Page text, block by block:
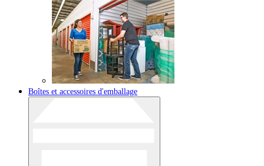
Boîtes et accessoires d'emballage